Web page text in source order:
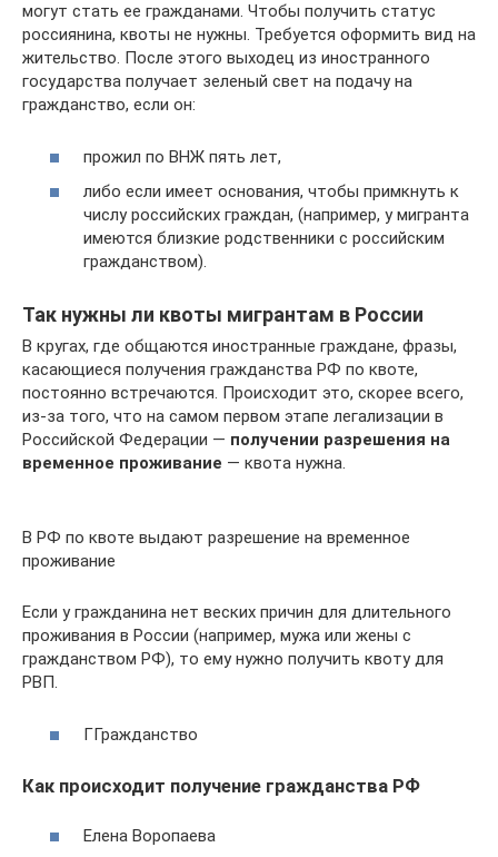
могут стать ее гражданами. Чтобы получить статус
россиянина, квоты не нужны. Требуется оформить вид на
жительство. После этого выходец из иностранного
государства получает зеленый свет на подачу на
гражданство, если он:
прожил по ВНЖ пять лет,
либо если имеет основания, чтобы примкнуть к
числу российских граждан, (например, у мигранта
имеются близкие родственники с российским
гражданством).
Так нужны ли квоты мигрантам в России
В кругах, где общаются иностранные граждане, фразы,
касающиеся получения гражданства РФ по квоте,
постоянно встречаются. Происходит это, скорее всего,
из-за того, что на самом первом этапе легализации в
Российской Федерации — получении разрешения на
временное проживание — квота нужна.
В РФ по квоте выдают разрешение на временное
проживание
Если у гражданина нет веских причин для длительного
проживания в России (например, мужа или жены с
гражданством РФ), то ему нужно получить квоту для
РВП.
ГГражданство
Как происходит получение гражданства РФ
Елена Воропаева